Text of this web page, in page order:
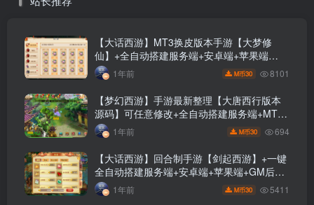
【大话西游】MT3换皮版本手游【大梦修
仙】+全自动搭建服务端+安卓端+苹果端
+GM后台+玩家授权后台+视频搭建教程
1年前 M币30 8101
【梦幻西游】手游最新整理【大唐西行版本
源码】可任意修改+全自动搭建服务端+MT3
服务端+PC端+苹果端+安卓端+GM页面后台
+视频架设教程
1年前 M币30 694
【大话西游】回合制手游【剑起西游】+一键
全自动搭建服务端+安卓端+苹果端+GM后台
+视频搭建教程
1年前 M币30 5411